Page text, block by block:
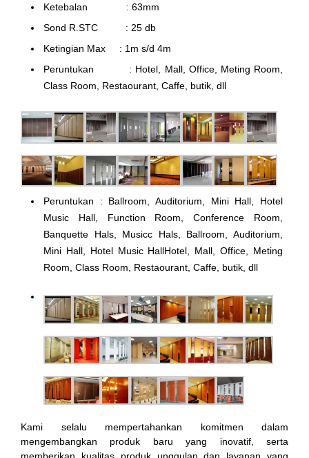
Ketebalan : 63mm
Sond R.STC : 25 db
Ketingian Max : 1m s/d 4m
Peruntukan : Hotel, Mall, Office, Meting Room,
Class Room, Restaourant, Caffe, butik, dll
Peruntukan : Ballroom, Auditorium, Mini Hall, Hotel
Music Hall, Function Room, Conference Room,
Banquette Hals, Musicc Hals, Ballroom, Auditorium,
Mini Hall, Hotel Music HallHotel, Mall, Office, Meting
Room, Class Room, Restaourant, Caffe, butik, dll
Kami selalu mempertahankan komitmen dalam
mengembangkan produk baru yang inovatif, serta